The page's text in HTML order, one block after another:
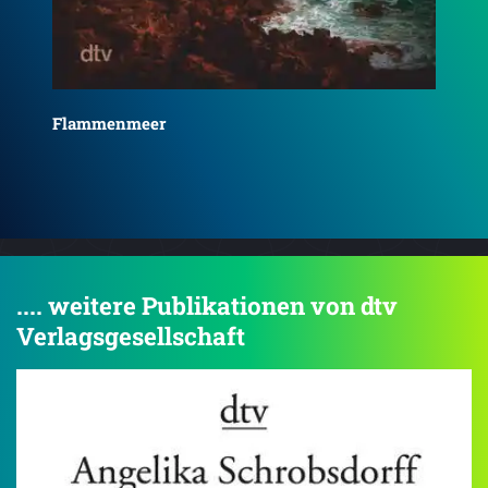
Gezeitenspiel
.... weitere Publikationen von dtv
Verlagsgesellschaft